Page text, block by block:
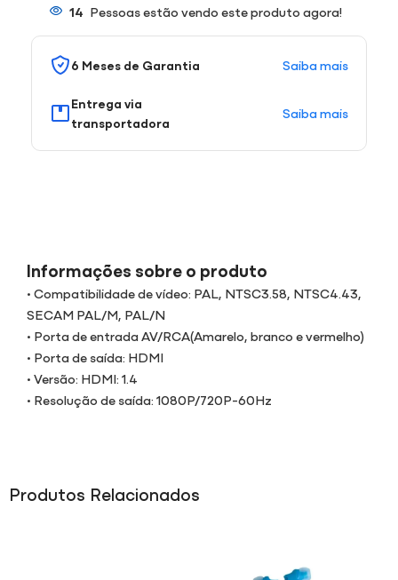
14 Pessoas estão vendo este produto agora!
6 Meses de Garantia Saiba mais
Entrega via
transportadora
Saiba mais
Informações sobre o produto
• Compatibilidade de vídeo: PAL, NTSC3.58, NTSC4.43,
SECAM PAL/M, PAL/N
• Porta de entrada AV/RCA(Amarelo, branco e vermelho)
• Porta de saída: HDMI
• Versão: HDMI: 1.4
• Resolução de saída: 1080P/720P-60Hz
Produtos Relacionados